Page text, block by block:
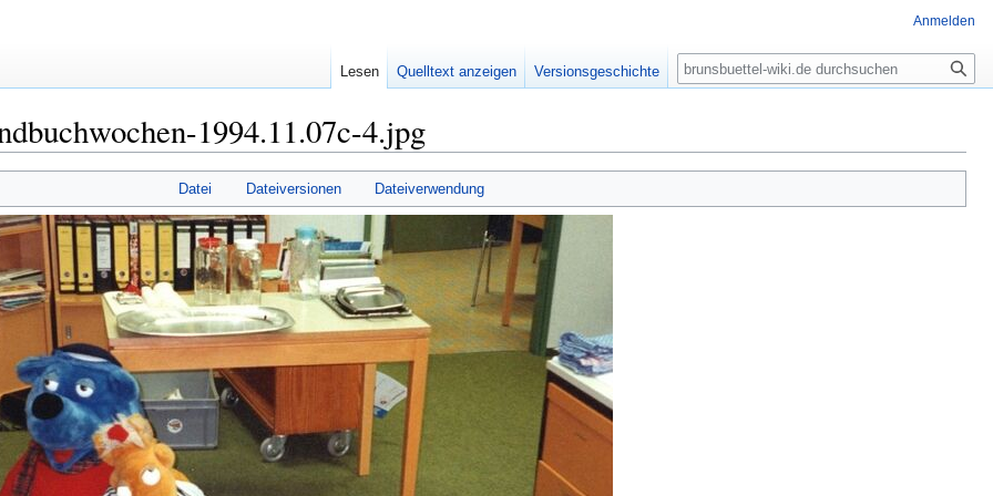
1994.11.07c-4.jpg
Datei Dateiversionen Dateiverwendung
Anmelden
Lesen Quelltext anzeigen Versionsgeschichte
Suche